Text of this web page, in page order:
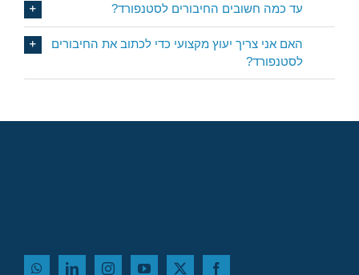
עד כמה חשובים החיבורים לסטנפורד?
האם אני צריך יעוץ מקצועי כדי לכתוב את החיבורים
לסטנפורד?